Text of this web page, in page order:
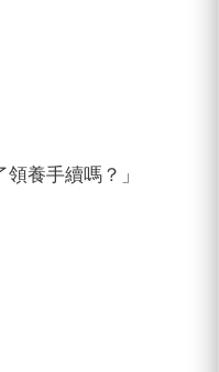
養手續嗎？」